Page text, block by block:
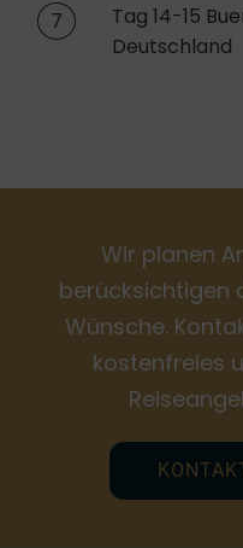
7
Tag 14-15
Deutschland
Wir planen
berücksichtigen
Wünsche.
kostenfreies